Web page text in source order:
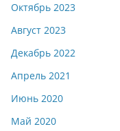
Октябрь 2023
Август 2023
Декабрь 2022
Апрель 2021
Июнь 2020
Май 2020